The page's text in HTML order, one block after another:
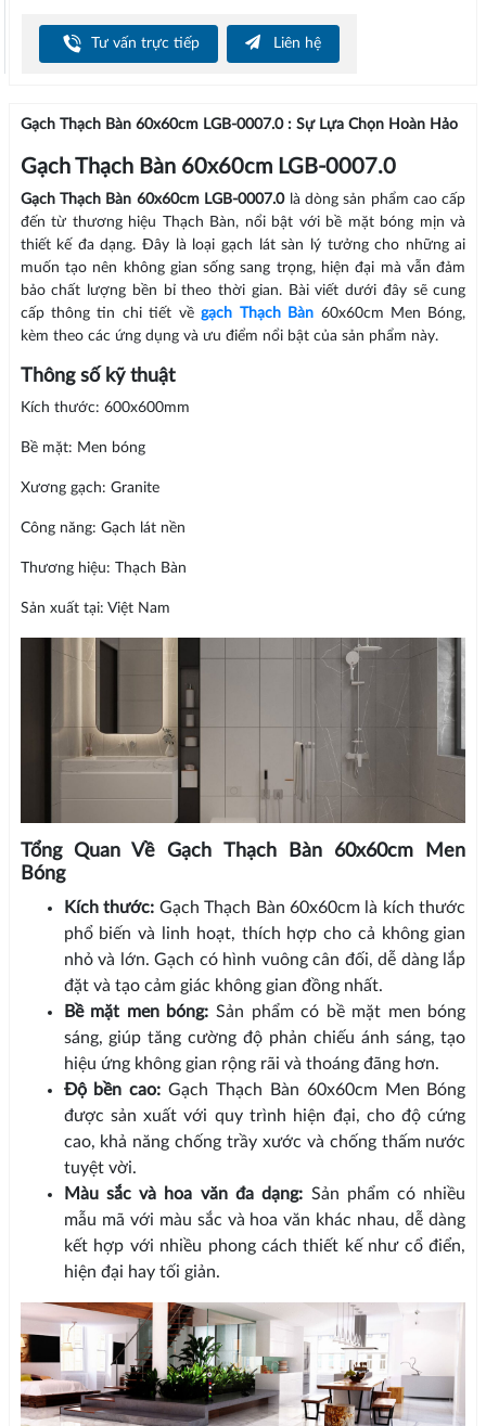
Tư vấn trực tiếp Liên hệ
Gạch Thạch Bàn 60x60cm LGB-0007.0 : Sự Lựa Chọn Hoàn Hảo
Gạch Thạch Bàn 60x60cm LGB-0007.0
Gạch Thạch Bàn 60x60cm LGB-0007.0 là dòng sản phẩm cao cấp
đến từ thương hiệu Thạch Bàn, nổi bật với bề mặt bóng mịn và
thiết kế đa dạng. Đây là loại gạch lát sàn lý tưởng cho những ai
muốn tạo nên không gian sống sang trọng, hiện đại mà vẫn đảm
bảo chất lượng bền bỉ theo thời gian. Bài viết dưới đây sẽ cung
cấp thông tin chi tiết vềgạch Thạch Bàn 60x60cm Men Bóng,
kèm theo các ứng dụng và ưu điểm nổi bật của sản phẩm này.
Thông số kỹ thuật
Kích thước: 600x600mm
Bề mặt: Men bóng
Xương gạch: Granite
Công năng: Gạch lát nền
Thương hiệu: Thạch Bàn
Sản xuất tại: Việt Nam
Tổng Quan Về Gạch Thạch Bàn 60x60cm Men
Bóng
Kích thước: Gạch Thạch Bàn 60x60cm là kích thước
phổ biến và linh hoạt, thích hợp cho cả không gian
nhỏ và lớn. Gạch có hình vuông cân đối, dễ dàng lắp
đặt và tạo cảm giác không gian đồng nhất.
Bề mặt men bóng: Sản phẩm có bề mặt men bóng
sáng, giúp tăng cường độ phản chiếu ánh sáng, tạo
hiệu ứng không gian rộng rãi và thoáng đãng hơn.
Độ bền cao: Gạch Thạch Bàn 60x60cm Men Bóng
được sản xuất với quy trình hiện đại, cho độ cứng
cao, khả năng chống trầy xước và chống thấm nước
tuyệt vời.
Màu sắc và hoa văn đa dạng: Sản phẩm có nhiều
mẫu mã với màu sắc và hoa văn khác nhau, dễ dàng
kết hợp với nhiều phong cách thiết kế như cổ điển,
hiện đại hay tối giản.